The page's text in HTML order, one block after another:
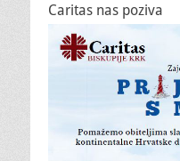
Caritas nas poziva